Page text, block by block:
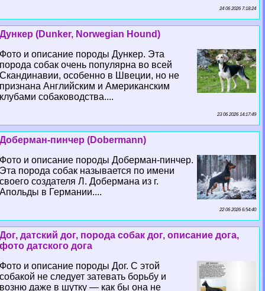
24 06 2026 7:18:24
Дункер (Dunker, Norwegian Hound)
Фото и описание породы Дункер. Эта
порода собак очень популярна во всей
Скандинавии, особенно в Швеции, но не
признана Английским и Американским
клубами собаководства....
23 06 2026 14:17:49
Доберман-пинчер (Dobermann)
Фото и описание породы Доберман-пинчер.
Эта порода собак называется по имени
своего создателя Л. Добермана из г.
Апольды в Германии....
22 06 2026 6:54:40
Дог, датский дог, порода собак дог, описание дога,
фото датского дога
Фото и описание породы Дог. С этой
собакой не следует затевать борьбу и
возню даже в шутку — как бы она не